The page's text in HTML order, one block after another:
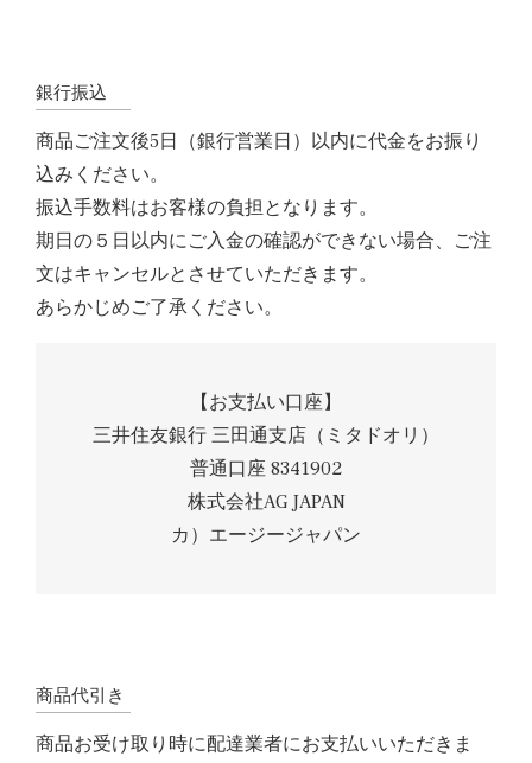
銀行振込
商品ご注文後5日（銀行営業日）以内に代金をお振り
込みください。
振込手数料はお客様の負担となります。
期日の５日以内にご入金の確認ができない場合、ご注
文はキャンセルとさせていただきます。
あらかじめご了承ください。
【お支払い口座】
三井住友銀行 三田通支店（ミタドオリ）
普通口座 8341902
株式会社AG JAPAN
カ）エージージャパン
商品代引き
商品お受け取り時に配達業者にお支払いいただきま